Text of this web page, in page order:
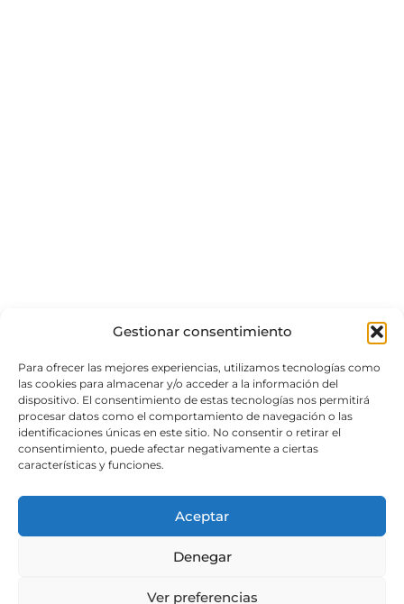
Gestionar consentimiento
Para ofrecer las mejores experiencias, utilizamos tecnologías como
las cookies para almacenar y/o acceder a la información del
dispositivo. El consentimiento de estas tecnologías nos permitirá
procesar datos como el comportamiento de navegación o las
identificaciones únicas en este sitio. No consentir o retirar el
consentimiento, puede afectar negativamente a ciertas
características y funciones.
Aceptar
Denegar
Ver preferencias